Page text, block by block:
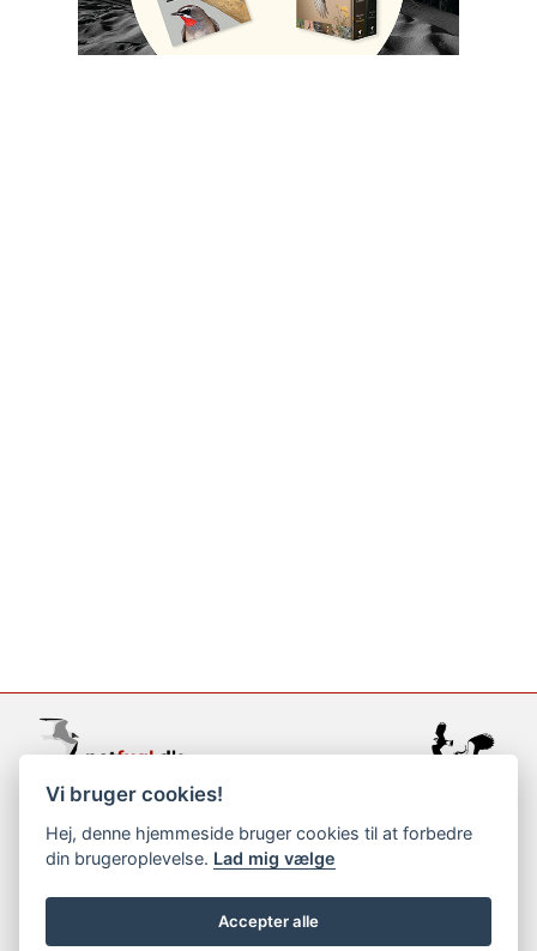
support@netfugl.dk
copyright © 2002-2023
Vi bruger cookies!
Hej, denne hjemmeside bruger cookies til at forbedre
din brugeroplevelse. Lad mig vælge
Accepter alle